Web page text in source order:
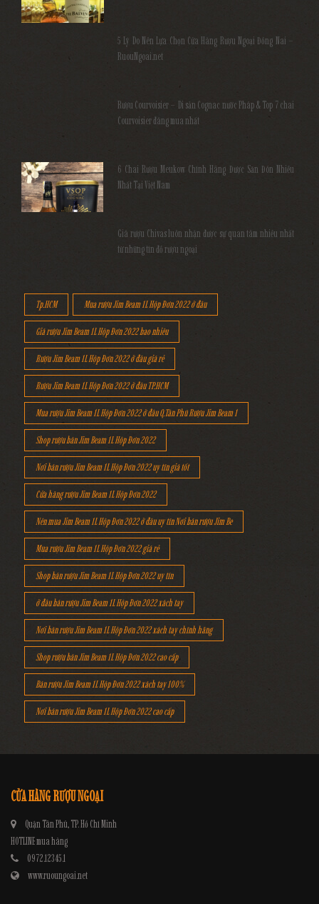
5 Lý Do Nên Lựa Chọn Cửa Hàng Rượu Ngoại Đồng Nai –
RuouNgoai.net
Rượu Courvoisier – Di sản Cognac nước Pháp & Top 7 chai
Courvoisier đáng mua nhất
6 Chai Rượu Meukow Chính Hãng Được Săn Đón Nhiều
Nhất Tại Việt Nam
Giá rượu Chivas luôn nhận được sự quan tâm nhiều nhất
từ những tín đồ rượu ngoại
Tp.HCM Mua rượu Jim Beam 1L Hộp Đơn 2022 ở đâu
Giá rượu Jim Beam 1L Hộp Đơn 2022 bao nhiêu
Rượu Jim Beam 1L Hộp Đơn 2022 ở đâu giá rẻ
Rượu Jim Beam 1L Hộp Đơn 2022 ở đâu TP.HCM
Mua rượu Jim Beam 1L Hộp Đơn 2022 ở đâu Q.Tân Phú Rượu Jim Beam 1
Shop rượu bán Jim Beam 1L Hộp Đơn 2022
Nơi bán rượu Jim Beam 1L Hộp Đơn 2022 uy tín giá tốt
Cửa hàng rượu Jim Beam 1L Hộp Đơn 2022
Nên mua Jim Beam 1L Hộp Đơn 2022 ở đâu uy tín Nơi bán rượu Jim Be
Mua rượu Jim Beam 1L Hộp Đơn 2022 giá rẻ
Shop bán rượu Jim Beam 1L Hộp Đơn 2022 uy tín
ở đâu bán rượu Jim Beam 1L Hộp Đơn 2022 xách tay
Nơi bán rượu Jim Beam 1L Hộp Đơn 2022 xách tay chính hãng
Shop rượu bán Jim Beam 1L Hộp Đơn 2022 cao cấp
Bán rượu Jim Beam 1L Hộp Đơn 2022 xách tay 100%
Nơi bán rượu Jim Beam 1L Hộp Đơn 2022 cao cấp
CỬA HÀNG RƯỢU NGOẠI
Quận Tân Phú, TP. Hồ Chí Minh
HOTLINE mua hàng
0972.12345.1
www.ruoungoai.net